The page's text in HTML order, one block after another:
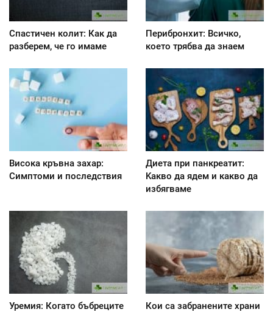
Спастичен колит: Как да
разберем, че го имаме
Перибронхит: Всичко,
което трябва да знаем
Висока кръвна захар:
Симптоми и последствия
Диета при панкреатит:
Kакво да ядем и какво да
избягваме
Уремия: Когато бъбреците
Кои са забранените храни